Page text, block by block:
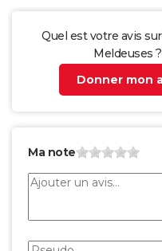
Quel est votre avis
Meldeuses ?
Donner mon
Ma note